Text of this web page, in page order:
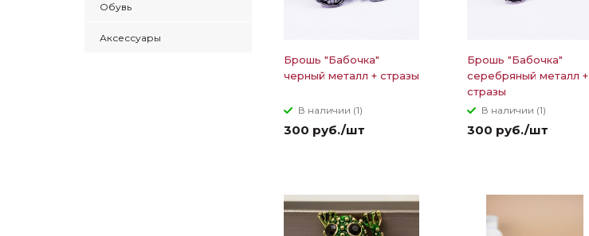
Обувь
Аксессуары
Брошь "Бабочка"
черный металл + стразы
В наличии (1)
300 руб./шт
Брошь "Бабочка"
серебряный металл +
стразы
В наличии (1)
300 руб./шт